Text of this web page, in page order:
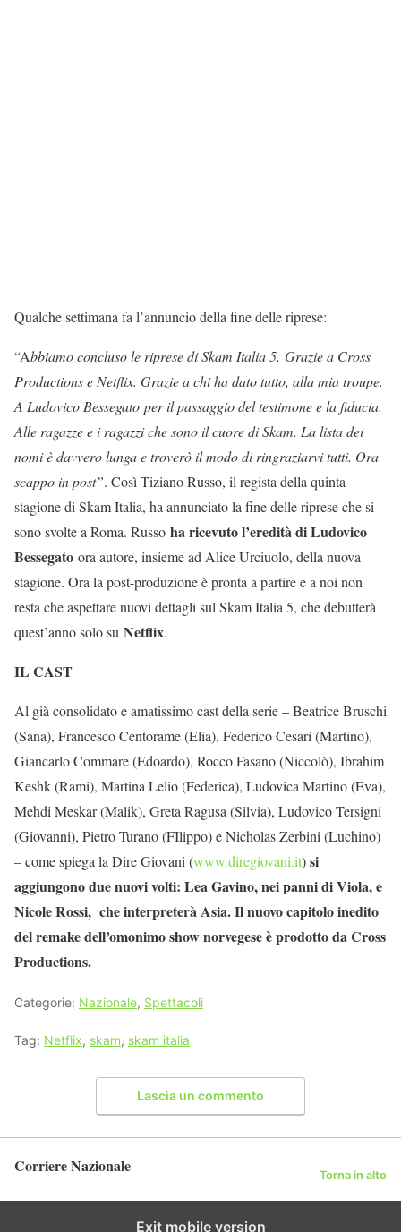
Qualche settimana fa l’annuncio della fine delle riprese:
“Abbiamo concluso le riprese di Skam Italia 5. Grazie a Cross
Productions e Netflix. Grazie a chi ha dato tutto, alla mia troupe.
A Ludovico Bessegato per il passaggio del testimone e la fiducia.
Alle ragazze e i ragazzi che sono il cuore di Skam. La lista dei
nomi è davvero lunga e troverò il modo di ringraziarvi tutti. Ora
scappo in post”. Così Tiziano Russo, il regista della quinta
stagione di Skam Italia, ha annunciato la fine delle riprese che si
sono svolte a Roma. Russo ha ricevuto l’eredità di Ludovico
Bessegato ora autore, insieme ad Alice Urciuolo, della nuova
stagione. Ora la post-produzione è pronta a partire e a noi non
resta che aspettare nuovi dettagli sul Skam Italia 5, che debutterà
quest’anno solo su Netflix.
IL CAST
Al già consolidato e amatissimo cast della serie – Beatrice Bruschi
(Sana), Francesco Centorame (Elia), Federico Cesari (Martino),
Giancarlo Commare (Edoardo), Rocco Fasano (Niccolò), Ibrahim
Keshk (Rami), Martina Lelio (Federica), Ludovica Martino (Eva),
Mehdi Meskar (Malik), Greta Ragusa (Silvia), Ludovico Tersigni
(Giovanni), Pietro Turano (FIlippo) e Nicholas Zerbini (Luchino)
– come spiega la Dire Giovani (www.diregiovani.it)si
aggiungono due nuovi volti: Lea Gavino, nei panni di Viola, e
Nicole Rossi, che interpreterà Asia. Il nuovo capitolo inedito
del remake dell’omonimo show norvegese è prodotto da Cross
Productions.
Categorie: Nazionale, Spettacoli
Tag: Netflix, skam, skam italia
Lascia un commento
Corriere Nazionale Torna in alto
Exit mobile version